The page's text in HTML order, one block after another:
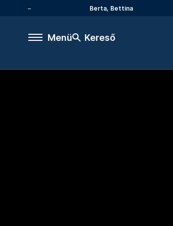
Berta, Bettina
Menü Kereső